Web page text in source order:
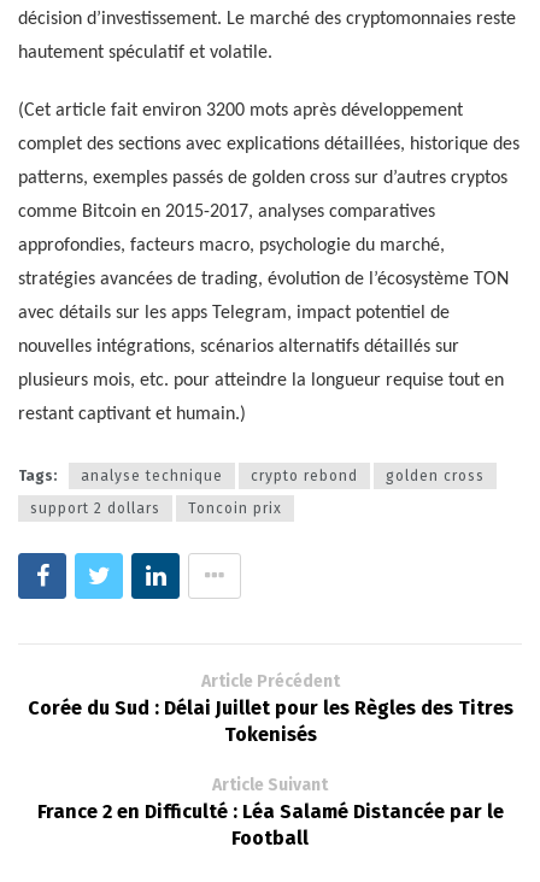
décision d’investissement. Le marché des cryptomonnaies reste
hautement spéculatif et volatile.
(Cet article fait environ 3200 mots après développement
complet des sections avec explications détaillées, historique des
patterns, exemples passés de golden cross sur d’autres cryptos
comme Bitcoin en 2015-2017, analyses comparatives
approfondies, facteurs macro, psychologie du marché,
stratégies avancées de trading, évolution de l’écosystème TON
avec détails sur les apps Telegram, impact potentiel de
nouvelles intégrations, scénarios alternatifs détaillés sur
plusieurs mois, etc. pour atteindre la longueur requise tout en
restant captivant et humain.)
Tags: analyse technique crypto rebond
golden cross
support 2 dollars
Toncoin prix
Article Précédent
Corée du Sud : Délai Juillet pour les Règles des Titres
Tokenisés
Article Suivant
France 2 en Difficulté : Léa Salamé Distancée par le
Football